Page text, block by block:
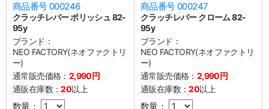
商品番号 000246
クラッチレバー ポリッシュ 82-
95y
ブランド：
NEO FACTORY(ネオファクトリ
ー)
通常販売価格： 2,990円
通販在庫数：20以上
数量：
商品番号 000247
クラッチレバー クローム 82-
95y
ブランド：
NEO FACTORY(ネオファクトリ
ー)
通常販売価格： 2,990円
通販在庫数：20以上
数量：